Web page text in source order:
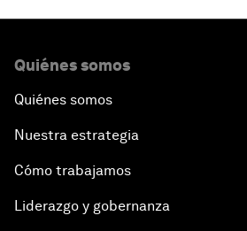
Quiénes somos
Quiénes somos
Nuestra estrategia
Cómo trabajamos
Liderazgo y gobernanza